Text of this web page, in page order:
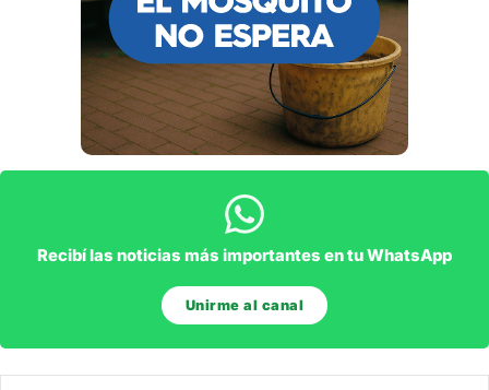
Recibí las noticias más importantes en tu WhatsApp
Unirme al canal